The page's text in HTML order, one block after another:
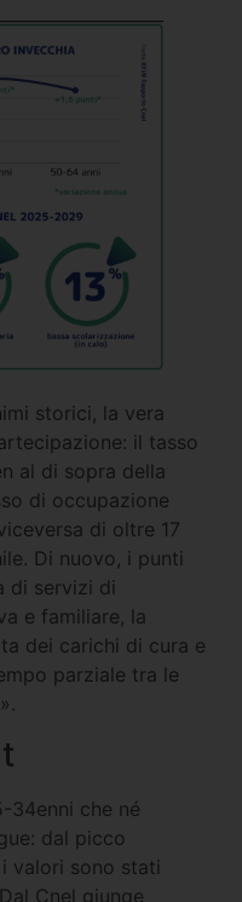
storici, la vera
il tasso
al di sopra della
di occupazione
di oltre 17
Di nuovo, i punti
di servizi di
e familiare, la
dei carichi di cura e
parziale tra le
34enni che né
dal picco
valori sono stati
Cnel giunge